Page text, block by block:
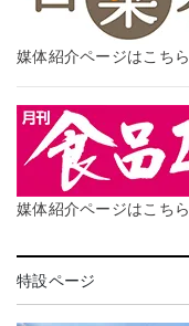
媒体紹介ページはこちら
媒体紹介ページはこちら
特設ページ